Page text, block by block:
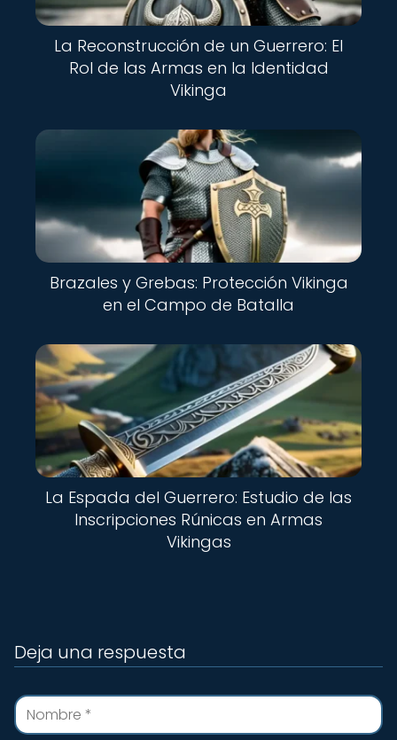
La Reconstrucción de un Guerrero: El
Rol de las Armas en la Identidad
Vikinga
Brazales y Grebas: Protección Vikinga
en el Campo de Batalla
La Espada del Guerrero: Estudio de las
Inscripciones Rúnicas en Armas
Vikingas
Deja una respuesta